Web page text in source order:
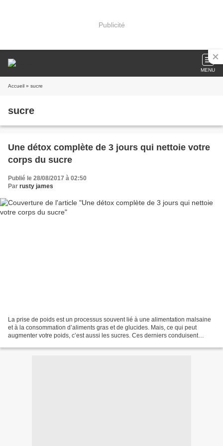
Publicité
MENU
Accueil » sucre
sucre
Une détox complète de 3 jours qui nettoie votre
corps du sucre
Publié le 28/08/2017 à 02:50
Par rusty james
La prise de poids est un processus souvent lié à une alimentation malsaine
et à la consommation d’aliments gras et de glucides. Mais, ce qui peut
augmenter votre poids, c’est aussi les sucres. Ces derniers conduisent